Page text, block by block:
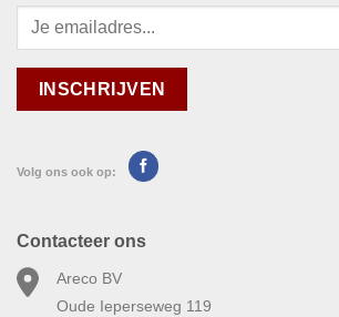
Volg ons ook op:
Contacteer ons
Areco BV
Oude Ieperseweg 119